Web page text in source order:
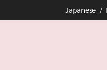
Japanese /